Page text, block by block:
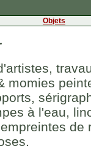
Objets
momies
à l'eau,
de